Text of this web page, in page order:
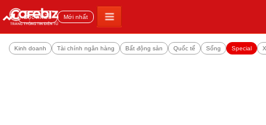
Đọc nhiều Mới nhất
Kinh doanh Tài chính ngân hàng Bất động sản Quốc tế Sống Special